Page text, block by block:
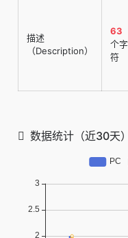
描述
（Description）
63
个字
符
数据统计（近30天）